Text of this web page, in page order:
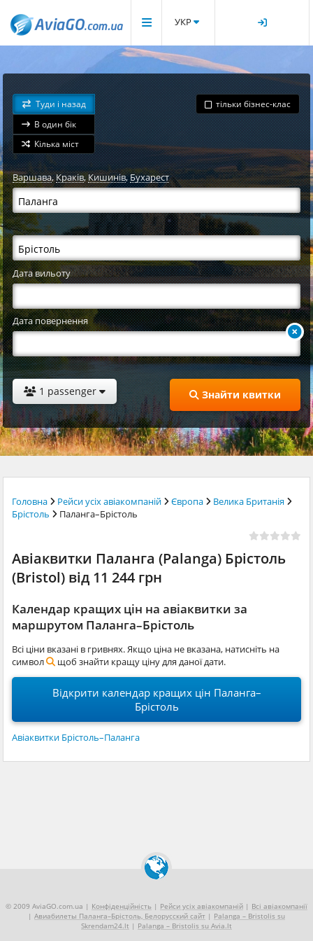
УКР
Туди і назад
В один бік
Кілька міст
тільки бізнес-клас
Варшава,Краків,Кишинів,Бухарест
Дата вильоту
Дата повернення
1 passenger Знайти квитки
Головна Рейси усіх авіакомпаній Європа
Велика Британія
Брістоль
Паланга–Брістоль
Авіаквитки Паланга (Palanga) Брістоль
(Bristol) від 11 244 грн
Календар кращих цін на авіаквитки за
маршрутом Паланга–Брістоль
Всі ціни вказані в гривнях. Якщо ціна не вказана, натисніть на
символ
щоб знайти кращу ціну для даної дати.
Відкрити календар кращих цін Паланга–
Брістоль
Авіаквитки Брістоль–Паланга
© 2009 AviaGO.com.ua | Конфіденційність | Рейси усіх авіакомпаній | Всі авіакомпанії
| Авиабилеты Паланга–Брістоль, Белорусский сайт | Palanga – Bristolis su
Skrendam24.lt | Palanga – Bristolis su Avia.lt